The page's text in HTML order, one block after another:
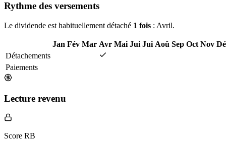
Rythme des versements
Le dividende est habituellement détaché 1 fois : Avril.
Jan Fév Mar Avr Mai Jui Jui Aoû Sep Oct Nov
Détachements
Paiements
Lecture revenu
Score RB